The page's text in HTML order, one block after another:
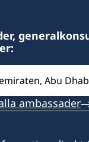
till 12:00
ambassader